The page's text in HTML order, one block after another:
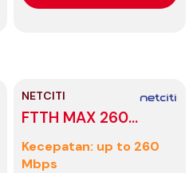
NETCITI
FTTH MAX 260
(Modem)
Kecepatan: up to 260
Mbps